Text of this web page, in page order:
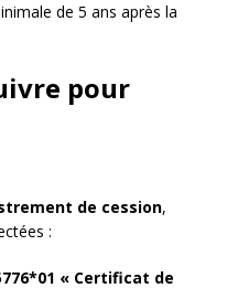
de 5 ans après la
pour
de cession,
:
« Certificat de